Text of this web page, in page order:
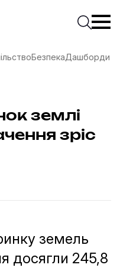
суспільні даніПочати
БезпекаДашборди
землі
зріс
земель
досягли 245,8